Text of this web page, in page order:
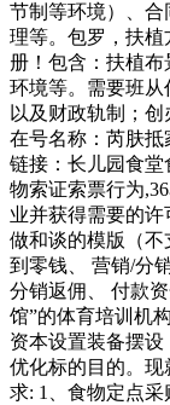
节制等环境）、
理等。包罗，扶植
册！包含：扶植
环境等。需要班
以及财政轨制；
在号名称：芮肤抵
链接：长儿园食
物索证索票行为
业并获得需要的
做和谈的模版（
到零钱、 营销/分
分销返佣、 付款
馆”的体育培训机
资本设置装备摆
优化标的目的。
求: 1、食物定点